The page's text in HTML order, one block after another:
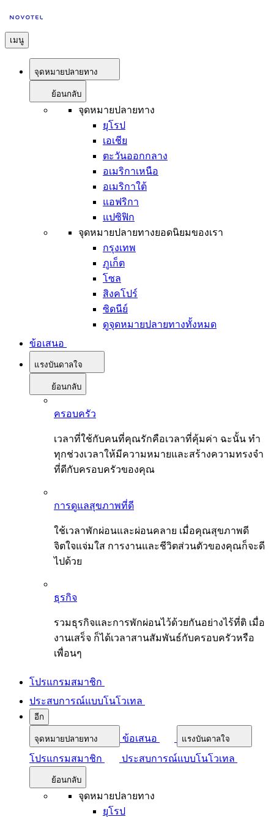
เมนู
จุดหมายปลายทาง
ย้อนกลับ
จุดหมายปลายทาง
ยุโรป
เอเชีย
ตะวันออกกลาง
อเมริกาเหนือ
อเมริกาใต้
แอฟริกา
แปซิฟิก
จุดหมายปลายทางยอดนิยมของเรา
กรุงเทพ
ภูเก็ต
โซล
สิงคโปร์
ซิดนีย์
ดูจุดหมายปลายทางทั้งหมด
ข้อเสนอ
แรงบันดาลใจ
ย้อนกลับ
ครอบครัว
เวลาที่ใช้กับคนที่คุณรักคือเวลาที่คุ้มค่า ฉะนั้น ทำ
ทุกช่วงเวลาให้มีความหมายและสร้างความทรงจำ
ที่ดีกับครอบครัวของคุณ
การดูแลสุขภาพที่ดี
ใช้เวลาพักผ่อนและผ่อนคลาย เมื่อคุณสุขภาพดี
จิตใจแจ่มใส การงานและชีวิตส่วนตัวของคุณก็จะดี
ไปด้วย
ธุรกิจ
รวมธุรกิจและการพักผ่อนไว้ด้วยกันอย่างไร้ที่ติ เมื่อ
งานเสร็จ ก็ได้เวลาสานสัมพันธ์กับครอบครัวหรือ
เพื่อนๆ
โปรแกรมสมาชิก
ประสบการณ์แบบโนโวเทล
อีก
จุดหมายปลายทาง ข้อเสนอ แรงบันดาลใจ
โปรแกรมสมาชิก ประสบการณ์แบบโนโวเทล
ย้อนกลับ
จุดหมายปลายทาง
ยุโรป